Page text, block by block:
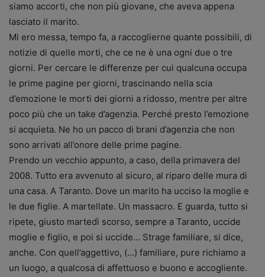
siamo accorti, che non più giovane, che aveva appena
lasciato il marito.
Mi ero messa, tempo fa, a raccoglierne quante possibili, di
notizie di quelle morti, che ce ne è una ogni due o tre
giorni. Per cercare le differenze per cui qualcuna occupa
le prime pagine per giorni, trascinando nella scia
d’emozione le morti dei giorni a ridosso, mentre per altre
poco più che un take d’agenzia. Perché presto l’emozione
si acquieta. Ne ho un pacco di brani d’agenzia che non
sono arrivati all’onore delle prime pagine.
Prendo un vecchio appunto, a caso, della primavera del
2008. Tutto era avvenuto al sicuro, al riparo delle mura di
una casa. A Taranto. Dove un marito ha ucciso la moglie e
le due figlie. A martellate. Un massacro. E guarda, tutto si
ripete, giusto martedì scorso, sempre a Taranto, uccide
moglie e figlio, e poi si uccide… Strage familiare, si dice,
anche. Con quell’aggettivo, (…) familiare, pure richiamo a
un luogo, a qualcosa di affettuoso e buono e accogliente.